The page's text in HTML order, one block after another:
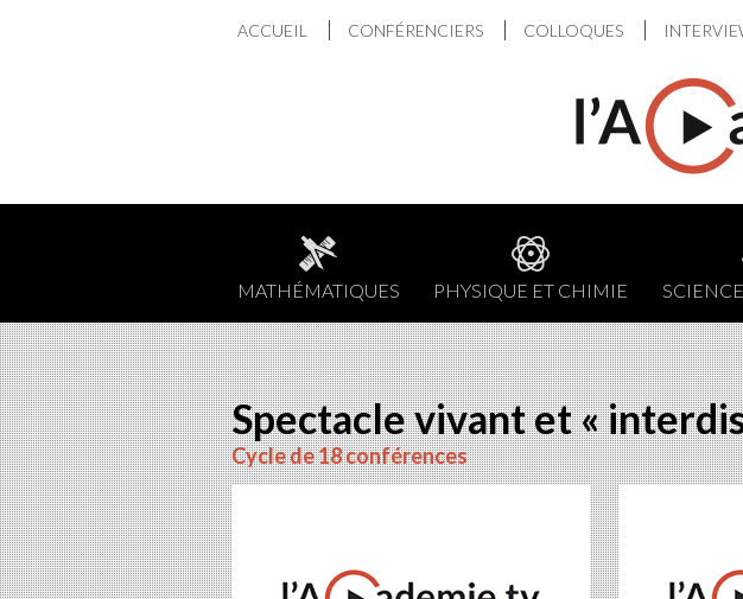
ACCUEIL CONFÉRENCIERS COLLOQUES
MATHÉMATIQUES PHYSIQUE ET CHIMIE
Spectacle vivant et «
Cycle de 18 conférences